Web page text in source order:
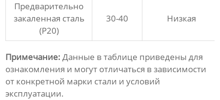
Предварительно
закаленная сталь
(P20)
30-40 Низкая
Примечание: Данные в таблице приведены для
ознакомления и могут отличаться в зависимости
от конкретной марки стали и условий
эксплуатации.